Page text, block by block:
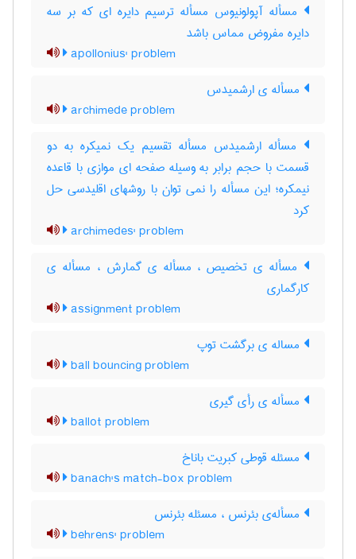
مسأله آپولونیوس مسأله ترسیم دایره ای که بر سه
دایره مفروض مماس باشد
apollonius' problem
مسأله ی ارشمیدس
archimede problem
مسأله ارشمیدس مسأله تقسیم یک نمیکره به دو
قسمت با حجم برابر به وسیله صفحه ای موازی با قاعده
نیمکره؛ این مسأله را نمی توان با روشهای اقلیدسی حل
کرد
archimedes' problem
مسأله ی تخصیص ، مسأله ی گمارش ، مسأله ی
کارگماری
assignment problem
مساله ی برگشت توپ
ball bouncing problem
مسأله ی رأی گیری
ballot problem
مسئله قوطی کبریت باناخ
banach's match-box problem
مسأله‌ی بئرنس ، مسئله بئرنس
behrens' problem